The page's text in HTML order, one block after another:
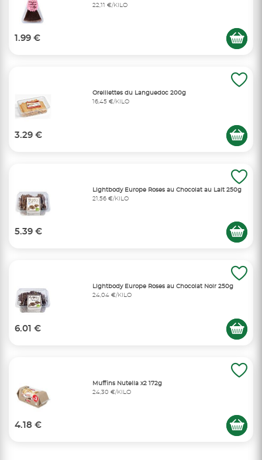
22,11 €/KILO
1.99 €
Oreillettes du Languedoc 200g
16,45 €/KILO
3.29 €
Lightbody Europe Roses au Chocolat au Lait 250g
21,56 €/KILO
5.39 €
Lightbody Europe Roses au Chocolat Noir 250g
24,04 €/KILO
6.01 €
Muffins Nutella x2 172g
24,30 €/KILO
4.18 €